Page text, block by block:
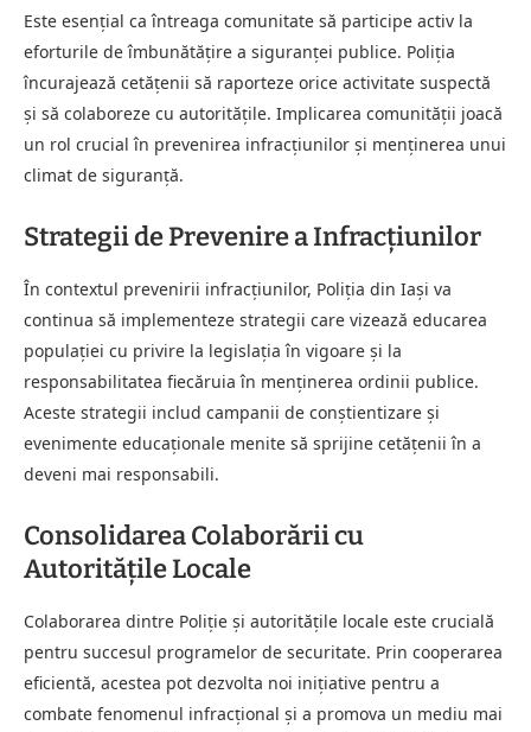
Este esențial ca întreaga comunitate să participe activ la
eforturile de îmbunătățire a siguranței publice. Poliția
încurajează cetățenii să raporteze orice activitate suspectă
și să colaboreze cu autoritățile. Implicarea comunității joacă
un rol crucial în prevenirea infracțiunilor și menținerea unui
climat de siguranță.
Strategii de Prevenire a Infracțiunilor
În contextul prevenirii infracțiunilor, Poliția din Iași va
continua să implementeze strategii care vizează educarea
populației cu privire la legislația în vigoare și la
responsabilitatea fiecăruia în menținerea ordinii publice.
Aceste strategii includ campanii de conștientizare și
evenimente educaționale menite să sprijine cetățenii în a
deveni mai responsabili.
Consolidarea Colaborării cu
Autoritățile Locale
Colaborarea dintre Poliție și autoritățile locale este crucială
pentru succesul programelor de securitate. Prin cooperarea
eficientă, acestea pot dezvolta noi inițiative pentru a
combate fenomenul infracțional și a promova un mediu mai